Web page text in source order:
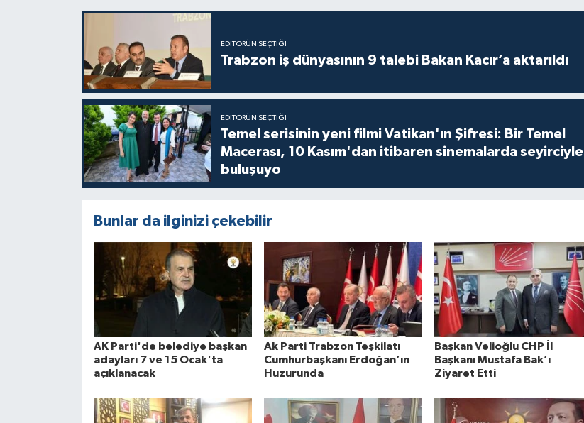
EDITÖRÜN SEÇTIĞI
Trabzon iş dünyasının 9 talebi Bakan Kacır’a aktarıldı
EDITÖRÜN SEÇTIĞI
Temel serisinin yeni filmi Vatikan'ın Şifresi: Bir Temel
Macerası, 10 Kasım'dan itibaren sinemalarda seyirciyle
buluşuyo
Bunlar da ilginizi çekebilir
AK Parti'de belediye başkan
adayları 7 ve 15 Ocak'ta
açıklanacak
Ak Parti Trabzon Teşkilatı
Cumhurbaşkanı Erdoğan’ın
Huzurunda
Başkan Velioğlu CHP İl
Başkanı Mustafa Bak’ı
Ziyaret Etti